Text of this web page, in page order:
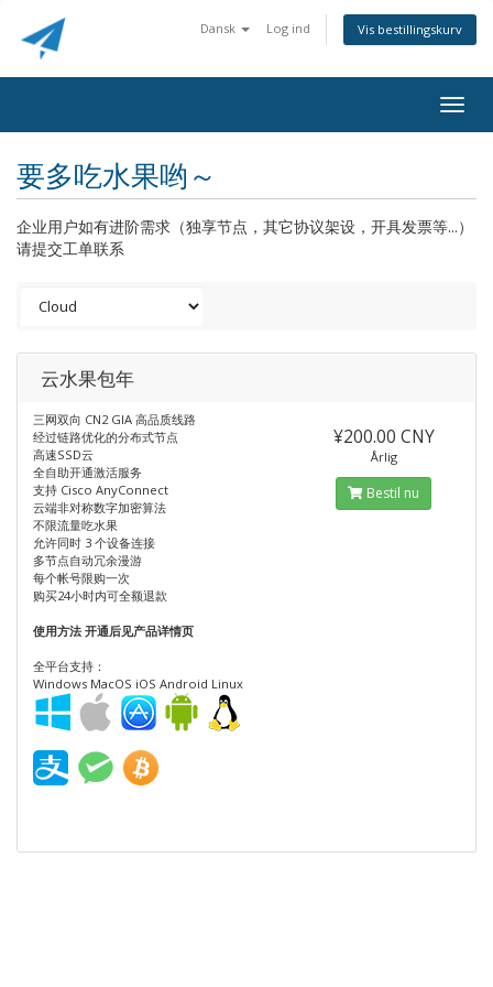
Dansk Log ind Vis bestillingskurv
要多吃水果哟～
企业用户如有进阶需求（独享节点，其它协议架设，开具发票等...）
请提交工单联系
云水果包年
三网双向 CN2 GIA 高品质线路
经过链路优化的分布式节点
高速SSD云
全自助开通激活服务
支持 Cisco AnyConnect
云端非对称数字加密算法
不限流量吃水果
允许同时 3 个设备连接
多节点自动冗余漫游
每个帐号限购一次
购买24小时内可全额退款
使用方法 开通后见产品详情页
全平台支持：
Windows MacOS iOS Android Linux
¥200.00 CNY
Årlig
Bestil nu